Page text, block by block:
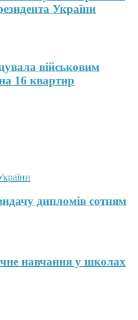
України
військовим
16 квартир
дипломів сотням
навчання у школах